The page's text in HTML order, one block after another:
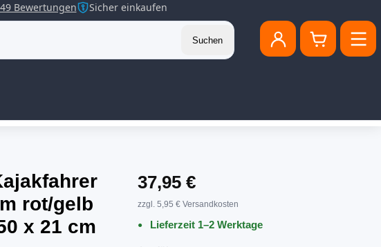
Bewertungen Sicher einkaufen
Suchen
rot/gelb
x 21 cm
37,95 €
zzgl. 5,95 € Versandkosten
Lieferzeit 1–2 Werktage